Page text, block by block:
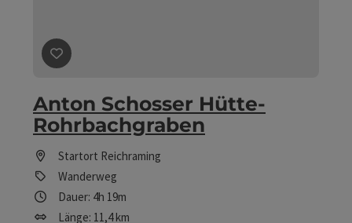
Beitrag merken
Anton Schosser Hütte-
Rohrbachgraben
Startort Reichraming
Wanderweg
Dauer: 4h 19m
Länge: 11,4 km